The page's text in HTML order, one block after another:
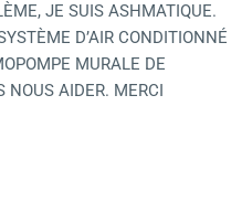
JE SUIS ASHMATIQUE.
D’AIR CONDITIONNÉ
MURALE DE
NOUS AIDER. MERCI